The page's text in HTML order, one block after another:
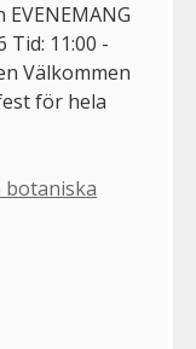
Tid: 11:00 -
Välkommen
för hela
botaniska